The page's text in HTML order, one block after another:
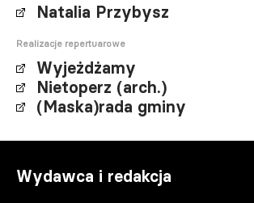
Natalia Przybysz
Realizacje repertuarowe
Wyjeżdżamy
Nietoperz (arch.)
(Maska)rada gminy
Wydawca i redakcja